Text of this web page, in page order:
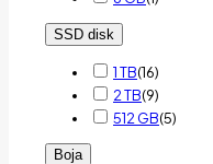
SSD disk
1 TB(16)
2 TB(9)
512 GB(5)
Boja